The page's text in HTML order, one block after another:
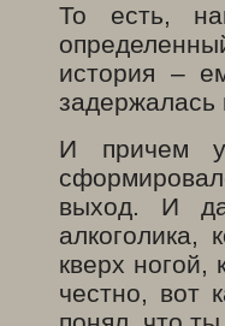
То есть,
история –
задержалась
И причем у
выход. И
алкоголика,
кверх
честно, вот